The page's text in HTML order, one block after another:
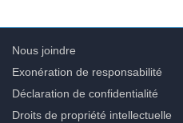
Nous joindre
Exonération de responsabilité
Déclaration de confidentialité
Droits de propriété intellectuelle